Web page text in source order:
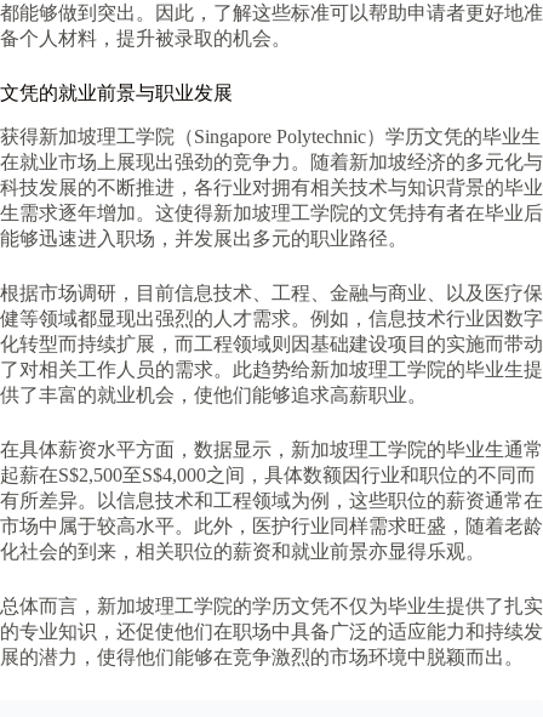
都能够做到突出。因此，了解这些标准可以帮助申请者更好地准
备个人材料，提升被录取的机会。
文凭的就业前景与职业发展
获得新加坡理工学院（Singapore Polytechnic）学历文凭的毕业生
在就业市场上展现出强劲的竞争力。随着新加坡经济的多元化与
科技发展的不断推进，各行业对拥有相关技术与知识背景的毕业
生需求逐年增加。这使得新加坡理工学院的文凭持有者在毕业后
能够迅速进入职场，并发展出多元的职业路径。
根据市场调研，目前信息技术、工程、金融与商业、以及医疗保
健等领域都显现出强烈的人才需求。例如，信息技术行业因数字
化转型而持续扩展，而工程领域则因基础建设项目的实施而带动
了对相关工作人员的需求。此趋势给新加坡理工学院的毕业生提
供了丰富的就业机会，使他们能够追求高薪职业。
在具体薪资水平方面，数据显示，新加坡理工学院的毕业生通常
起薪在S$2,500至S$4,000之间，具体数额因行业和职位的不同而
有所差异。以信息技术和工程领域为例，这些职位的薪资通常在
市场中属于较高水平。此外，医护行业同样需求旺盛，随着老龄
化社会的到来，相关职位的薪资和就业前景亦显得乐观。
总体而言，新加坡理工学院的学历文凭不仅为毕业生提供了扎实
的专业知识，还促使他们在职场中具备广泛的适应能力和持续发
展的潜力，使得他们能够在竞争激烈的市场环境中脱颖而出。